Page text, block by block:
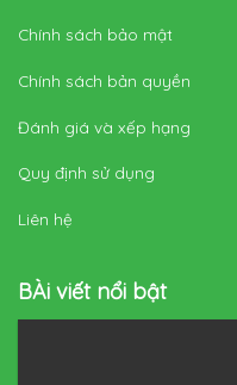
Chính sách bảo mật
Chính sách bản quyền
Đánh giá và xếp hạng
Quy định sử dụng
Liên hệ
BÀi viết nổi bật